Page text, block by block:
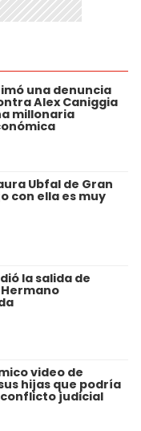
una denuncia
Alex Caniggia
millonaria
Ubfal de Gran
con ella es muy
la salida de
video de
hijas que podría
judicial